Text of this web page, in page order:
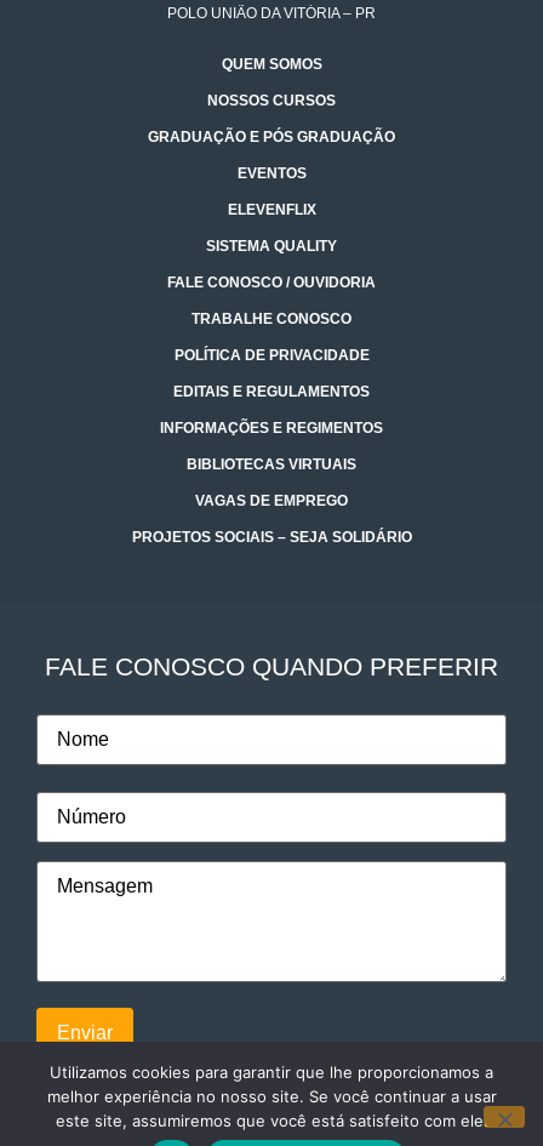
POLO UNIÃO DA VITÓRIA – PR
QUEM SOMOS
NOSSOS CURSOS
GRADUAÇÃO E PÓS GRADUAÇÃO
EVENTOS
ELEVENFLIX
SISTEMA QUALITY
FALE CONOSCO / OUVIDORIA
TRABALHE CONOSCO
POLÍTICA DE PRIVACIDADE
EDITAIS E REGULAMENTOS
INFORMAÇÕES E REGIMENTOS
BIBLIOTECAS VIRTUAIS
VAGAS DE EMPREGO
PROJETOS SOCIAIS – SEJA SOLIDÁRIO
FALE CONOSCO QUANDO PREFERIR
Utilizamos cookies para garantir que lhe proporcionamos a
melhor experiência no nosso site. Se você continuar a usar
este site, assumiremos que você está satisfeito com ele.